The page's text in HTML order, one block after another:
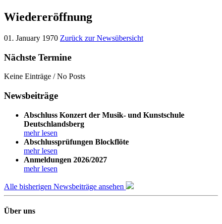
Wiedereröffnung
01. January 1970 Zurück zur Newsübersicht
Nächste Termine
Keine Einträge / No Posts
Newsbeiträge
Abschluss Konzert der Musik- und Kunstschule
Deutschlandsberg
mehr lesen
Abschlussprüfungen Blockflöte
mehr lesen
Anmeldungen 2026/2027
mehr lesen
Alle bisherigen Newsbeiträge ansehen
Über uns